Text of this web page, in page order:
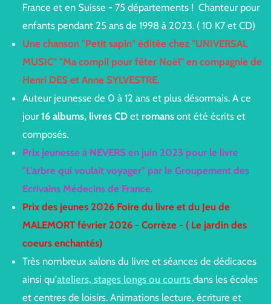
France et en Suisse - 75 départements ! Chanteur pour
enfants pendant 25 ans de 1998 à 2023. ( 10 K7 et CD)
Une chanson "Petit sapin" éditée chez "UNIVERSAL
MUSIC" "Ma compil pour fêter Noël" en compagnie de
Henri DES et Anne SYLVESTRE.
Auteur jeunesse de 0 à 12 ans et plus désormais. A ce
jour16 albums, livres CD et romans ont été écrits et
composés.
Prix jeunesse à NEVERS en juin 2023 pour le livre
"L'arbre qui voulait voyager" par le Groupement des
Ecrivains Médecins de France.
Prix des jeunes 2026 Foire du livre et du Jeu de
MALEMORT février 2026 - Corrèze - ( Le jardin des
coeurs enchantés)
Très nombreux salons du livre et séances de dédicaces
ainsi qu'ateliers, stages longs ou courts dans les écoles
et centres de loisirs. Animations lecture, écriture et